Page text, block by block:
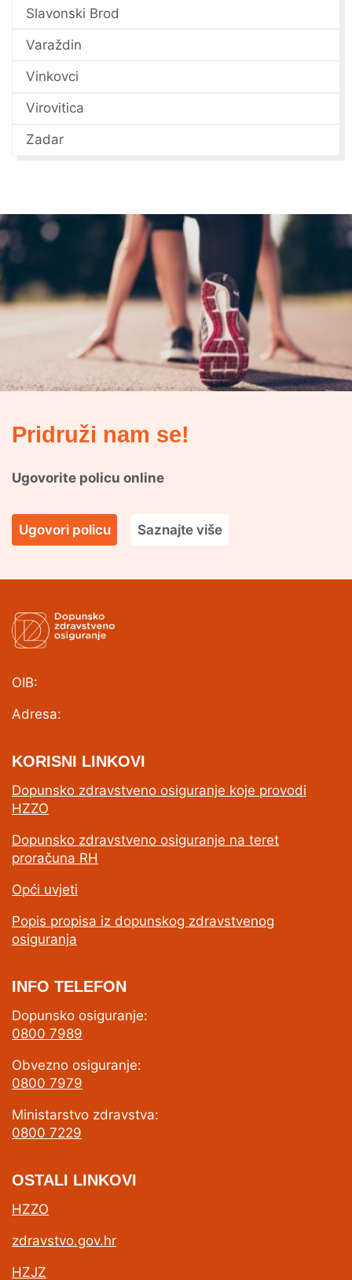
Slavonski Brod
Varaždin
Vinkovci
Virovitica
Zadar
Pridruži nam se!
Ugovorite policu online
Ugovori policu Saznajte više
OIB:
Adresa:
KORISNI LINKOVI
Dopunsko zdravstveno osiguranje koje provodi
HZZO
Dopunsko zdravstveno osiguranje na teret
proračuna RH
Opći uvjeti
Popis propisa iz dopunskog zdravstvenog
osiguranja
INFO TELEFON
Dopunsko osiguranje:
0800 7989
Obvezno osiguranje:
0800 7979
Ministarstvo zdravstva:
0800 7229
OSTALI LINKOVI
HZZO
zdravstvo.gov.hr
HZJZ